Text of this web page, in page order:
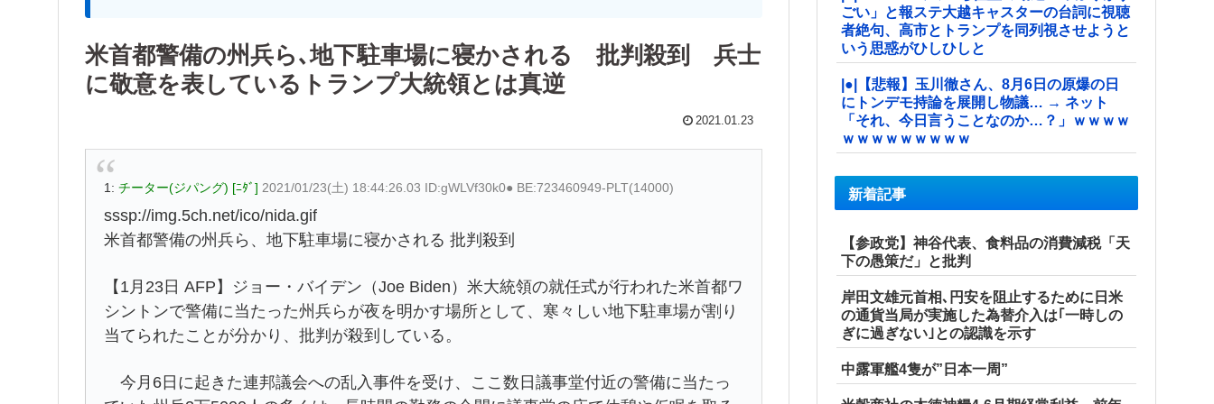
米首都警備の州兵ら､地下駐車場に寝かされる 批判殺到 兵士
に敬意を表しているトランプ大統領とは真逆
2021.01.23
1: チーター(ジパング) [ﾆﾀﾞ] 2021/01/23(土) 18:44:26.03 ID:gWLVf30k0● BE:723460949-PLT(14000)
sssp://img.5ch.net/ico/nida.gif
米首都警備の州兵ら、地下駐車場に寝かされる 批判殺到
【1月23日 AFP】ジョー・バイデン（Joe Biden）米大統領の就任式が行われた米首都ワ
シントンで警備に当たった州兵らが夜を明かす場所として、寒々しい地下駐車場が割り
当てられたことが分かり、批判が殺到している。
今月6日に起きた連邦議会への乱入事件を受け、ここ数日議事堂付近の警備に当たっ
ごい」と報ステ大越キャスターの台詞に視聴
者絶句、高市とトランプを同列視させようと
いう思惑がひしひしと
|●|【悲報】玉川徹さん、8月6日の原爆の日
にトンデモ持論を展開し物議… → ネット
「それ、今日言うことなのか…？」ｗｗｗｗ
ｗｗｗｗｗｗｗｗｗ
新着記事
【参政党】神谷代表、食料品の消費減税「天
下の愚策だ」と批判
岸田文雄元首相､円安を阻止するために日米
の通貨当局が実施した為替介入は｢一時しの
ぎに過ぎない｣との認識を示す
中露軍艦4隻が”日本一周”